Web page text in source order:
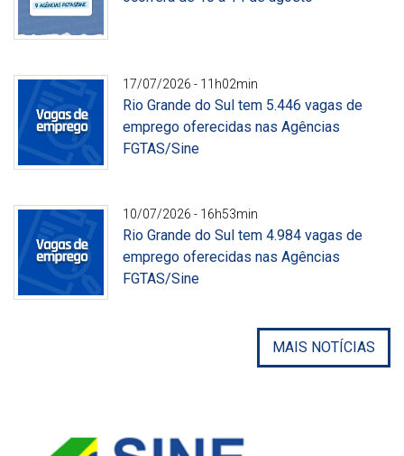
Divulgação
Divulgação
17/07/2026 - 11h02min
Rio Grande do Sul tem 5.446 vagas de
emprego oferecidas nas Agências
FGTAS/Sine
10/07/2026 - 16h53min
Rio Grande do Sul tem 4.984 vagas de
emprego oferecidas nas Agências
FGTAS/Sine
MAIS NOTÍCIAS